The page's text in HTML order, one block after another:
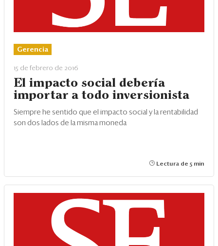
Gerencia
15 de febrero de 2016
El impacto social debería
importar a todo inversionista
Siempre he sentido que el impacto social y la rentabilidad
son dos lados de la misma moneda
Lectura de 5 min